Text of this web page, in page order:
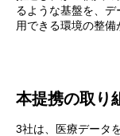
るような基盤を、
用できる環境の整備
本提携の取り
3社は、医療データ